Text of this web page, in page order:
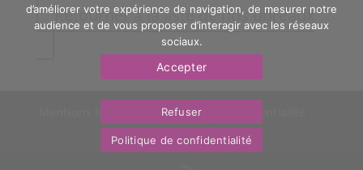
Retourner à la liste de nos bureaux
Politique de confidentialité
Nous contacter
OasYs
d’améliorer votre expérience de navigation, de mesurer notre
audience et de vous proposer d’interagir avec les réseaux
sociaux.
Accepter
Refuser
Politique de confidentialité